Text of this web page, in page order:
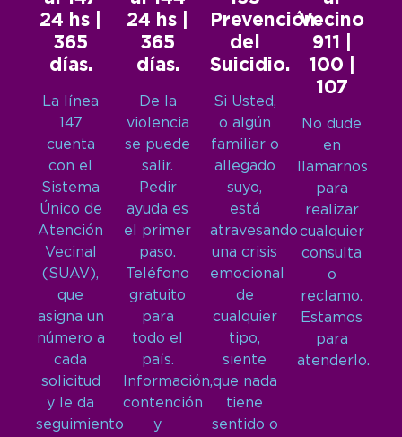
24 hs |
365
días.
La línea
147
cuenta
con el
Sistema
Único de
Atención
Vecinal
(SUAV),
que
asigna un
número a
cada
solicitud
y le da
seguimiento
24 hs |
365
días.
De la
violencia
se puede
salir.
Pedir
ayuda es
el primer
paso.
Teléfono
gratuito
para
todo el
país.
Información,
contención
y
Prevención
del
Suicidio.
Si Usted,
o algún
familiar o
allegado
suyo,
está
atravesando
una crisis
emocional
de
cualquier
tipo,
siente
que nada
tiene
sentido o
Vecino
911 |
100 |
107
No dude
en
llamarnos
para
realizar
cualquier
consulta
o
reclamo.
Estamos
para
atenderlo.